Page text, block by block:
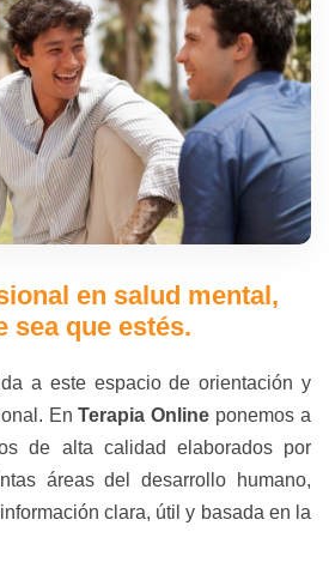
en salud mental,
sea que estés.
a este espacio de orientación y
EnTerapia Online ponemos a
de alta calidad elaborados por
áreas del desarrollo humano,
clara, útil y basada en la